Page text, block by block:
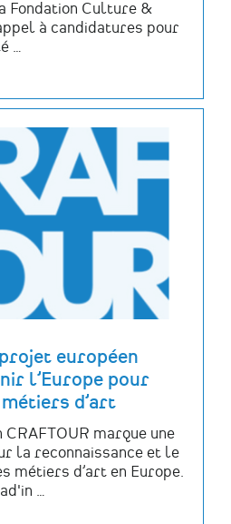
Fondation Culture &
à candidatures pour
…
européen
l’Europe pour
d’art
CRAFTOUR marque une
la reconnaissance et le
métiers d’art en Europe.
…